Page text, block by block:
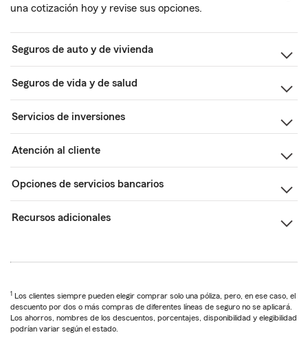
una cotización hoy y revise sus opciones.
Seguros de auto y de vivienda
Seguros de vida y de salud
Servicios de inversiones
Atención al cliente
Opciones de servicios bancarios
Recursos adicionales
1 Los clientes siempre pueden elegir comprar solo una póliza, pero, en ese caso, el
descuento por dos o más compras de diferentes líneas de seguro no se aplicará.
Los ahorros, nombres de los descuentos, porcentajes, disponibilidad y elegibilidad
podrían variar según el estado.